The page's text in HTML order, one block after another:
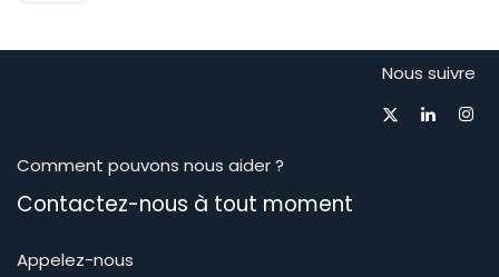
Nous suivre
Comment pouvons nous aider ?
Contactez-nous à tout moment​
Appelez-nous